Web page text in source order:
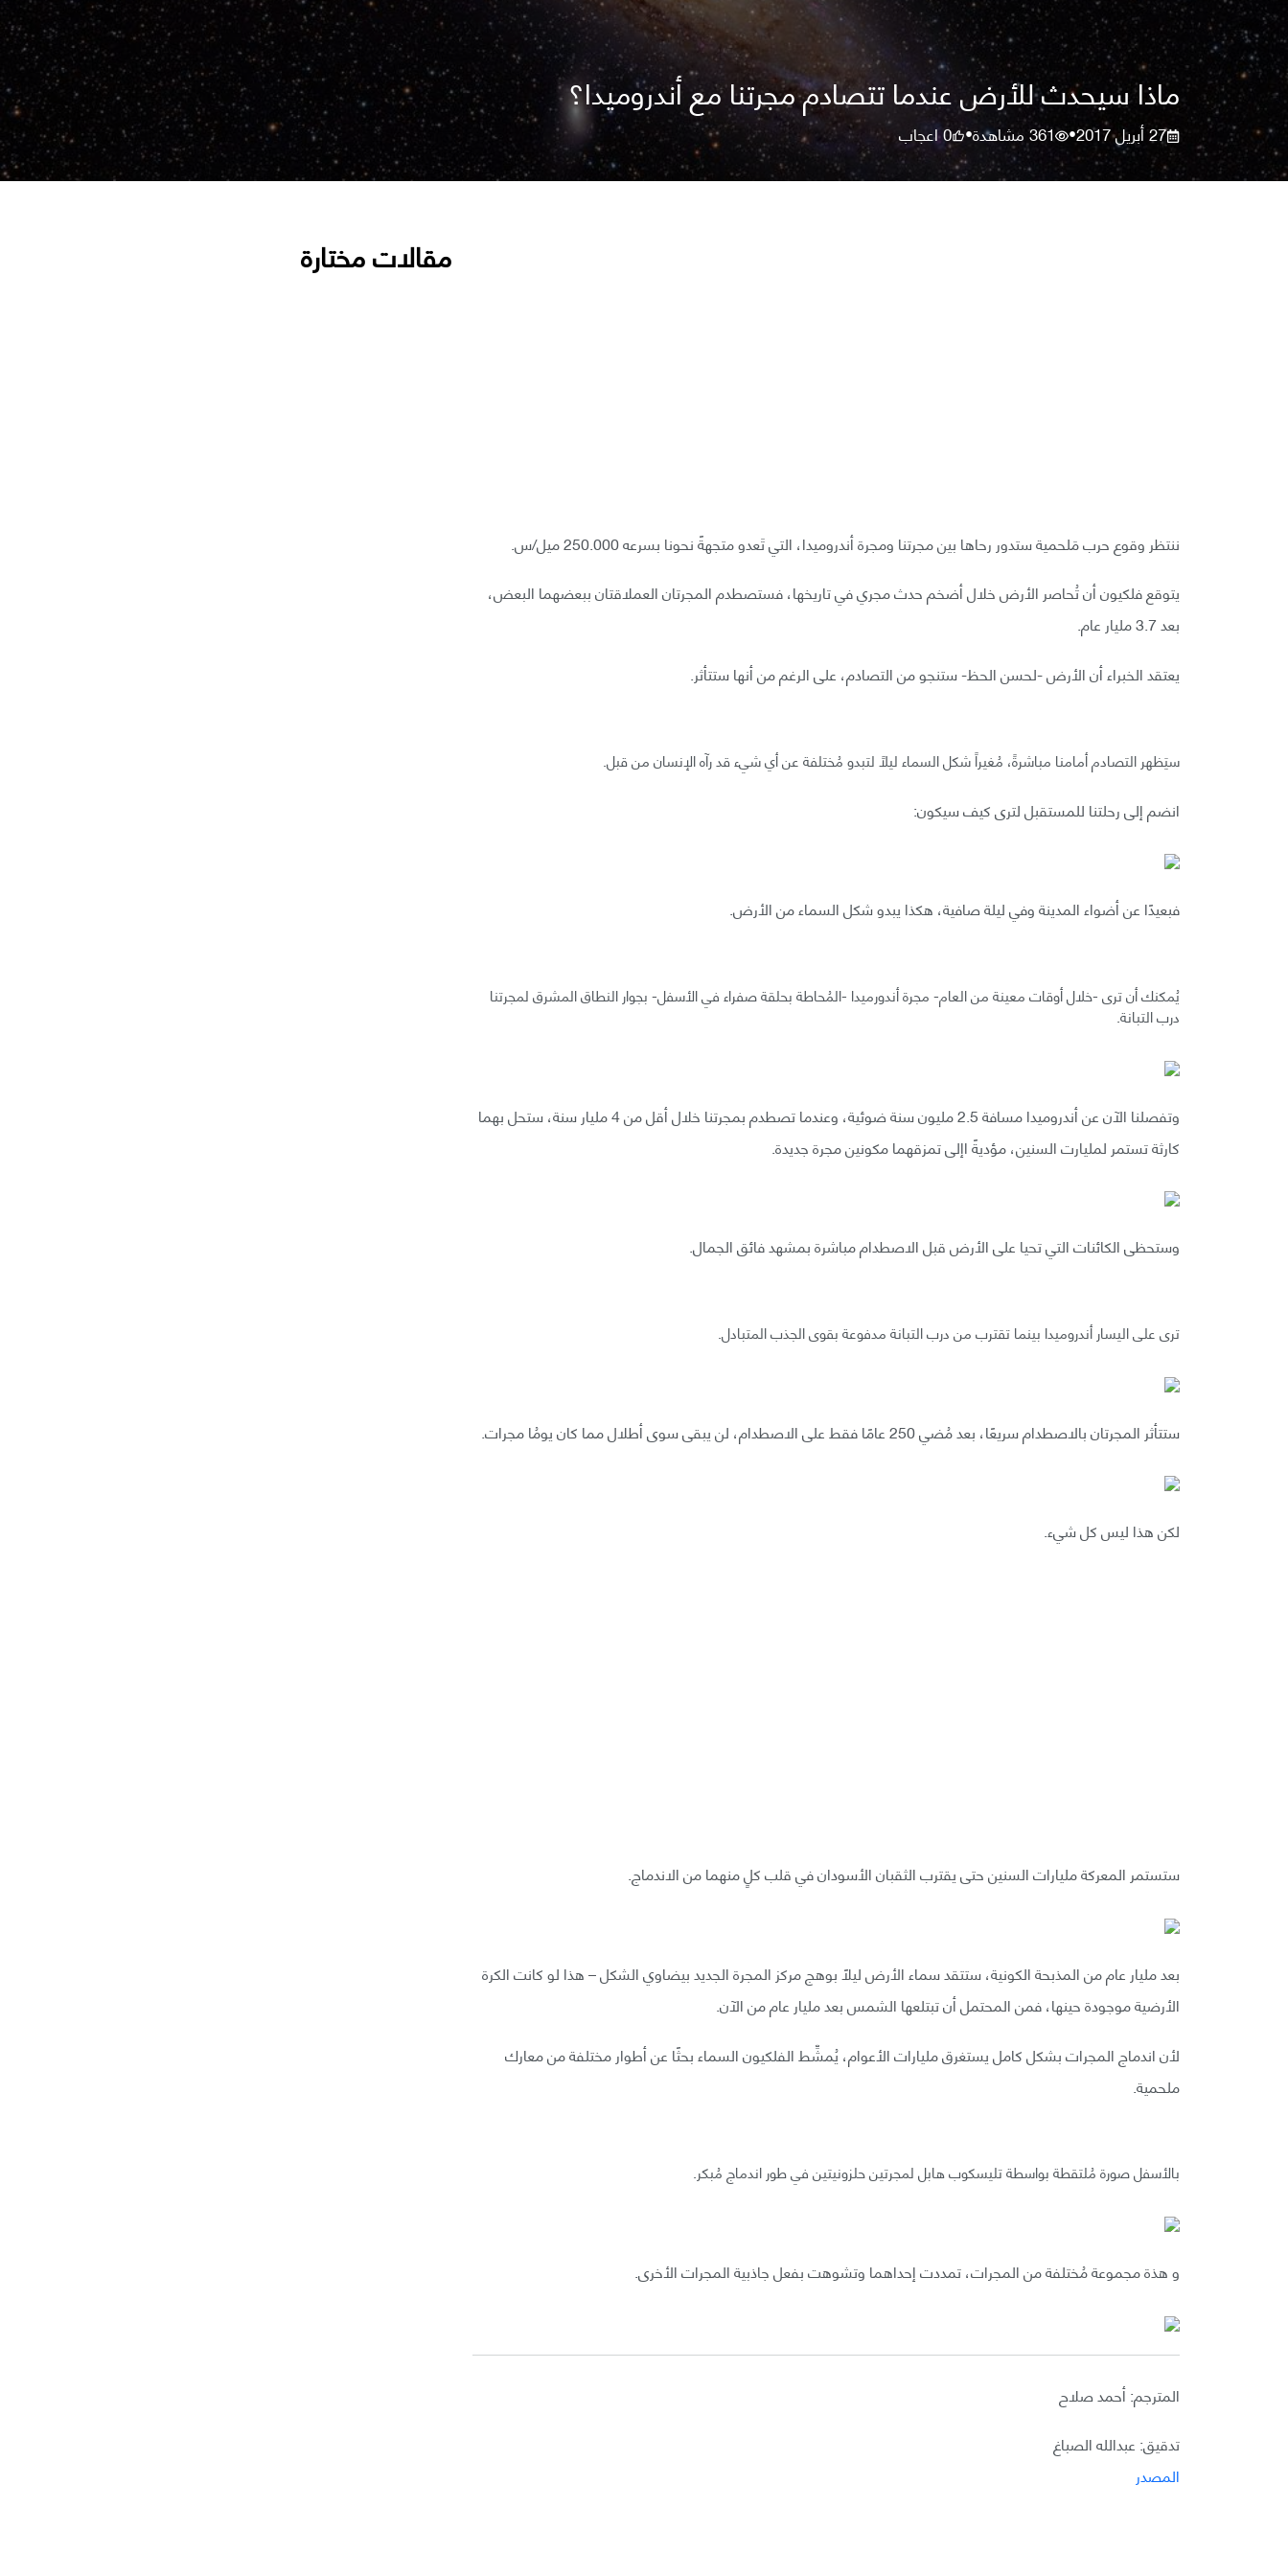
ماذا سيحدث للأرض عندما تتصادم مجرتنا مع أندروميدا؟
27 أبريل 2017 •
361مشاهدة•
0اعجاب
ننتظر وقوع حرب مَلحمية ستدور رحاها بين مجرتنا ومجرة أندروميدا، التي تَعدو متجهةً نحونا بسرعه 250.000 ميل/س.
يتوقع فلكيون أن تُحاصر الأرض خلال أضخم حدث مجري في تاريخها، فستصطدم المجرتان العملاقتان ببعضهما البعض،
بعد 3.7 مليار عام.
يعتقد الخبراء أن الأرض -لحسن الحظ- ستنجو من التصادم، على الرغم من أنها ستتأثر.
سيَظهر التصادم أمامنا مباشرةً، مُغيراً شكل السماء ليلًا لتبدو مُختلفة عن أي شيء قد رآه الإنسان من قبل.
انضم إلى رحلتنا للمستقبل لترى كيف سيكون:
فبعيدًا عن أضواء المدينة وفي ليلة صافية، هكذا يبدو شكل السماء من الأرض.
يُمكنك أن ترى -خلال أوقات معينة من العام- مجرة أندورميدا -المُحاطة بحلقة صفراء في الأسفل- بجوار النطاق المشرق لمجرتنا
درب التبانة.
وتفصلنا الآن عن أندروميدا مسافة 2.5 مليون سنة ضوئية، وعندما تصطدم بمجرتنا خلال أقل من 4 مليار سنة، ستحل بهما
كارثة تستمر لمليارت السنين، مؤديةً اإلى تمزقهما مكونين مجرة جديدة.
وستحظى الكائنات التي تحيا على الأرض قبل الاصطدام مباشرة بمشهد فائق الجمال.
ترى على اليسار أندروميدا بينما تقترب من درب التبانة مدفوعة بقوى الجذب المتبادل.
ستتأثر المجرتان بالاصطدام سريعًا، بعد مُضي 250 عامًا فقط على الاصطدام، لن يبقى سوى أطلال مما كان يومُا مجرات.
لكن هذا ليس كل شيء.
ستستمر المعركة مليارات السنين حتى يقترب الثقبان الأسودان في قلب كلٍ منهما من الاندماج.
بعد مليار عام من المذبحة الكونية، ستتقد سماء الأرض ليلًا بوهج مركز المجرة الجديد بيضاوي الشكل – هذا لو كانت الكرة
الأرضية موجودة حينها، فمن المحتمل أن تبتلعها الشمس بعد مليار عام من الآن.
لأن اندماج المجرات بشكل كامل يستغرق مليارات الأعوام، يُمشِّط الفلكيون السماء بحثًا عن أطوار مختلفة من معارك
ملحمية.
بالأسفل صورة مُلتقطة بواسطة تليسكوب هابل لمجرتين حلزونيتين في طور اندماج مُبكر.
و هذة مجموعة مُختلفة من المجرات، تمددت إحداهما وتشوهت بفعل جاذبية المجرات الأخرى.
المترجم: أحمد صلاح
تدقيق: عبدالله الصباغ
المصدر
مقالات مختارة